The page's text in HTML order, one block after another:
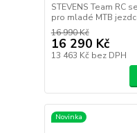
STEVENS Team RC
pro mladé MTB
16 990 Kč
16 290 Kč
13 463 Kč bez DPH
Novinka